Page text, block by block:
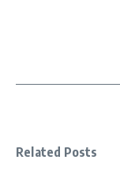
Related Posts